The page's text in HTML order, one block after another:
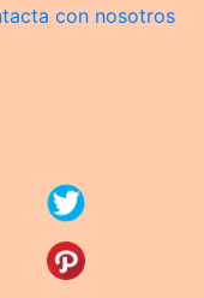
con nosotros